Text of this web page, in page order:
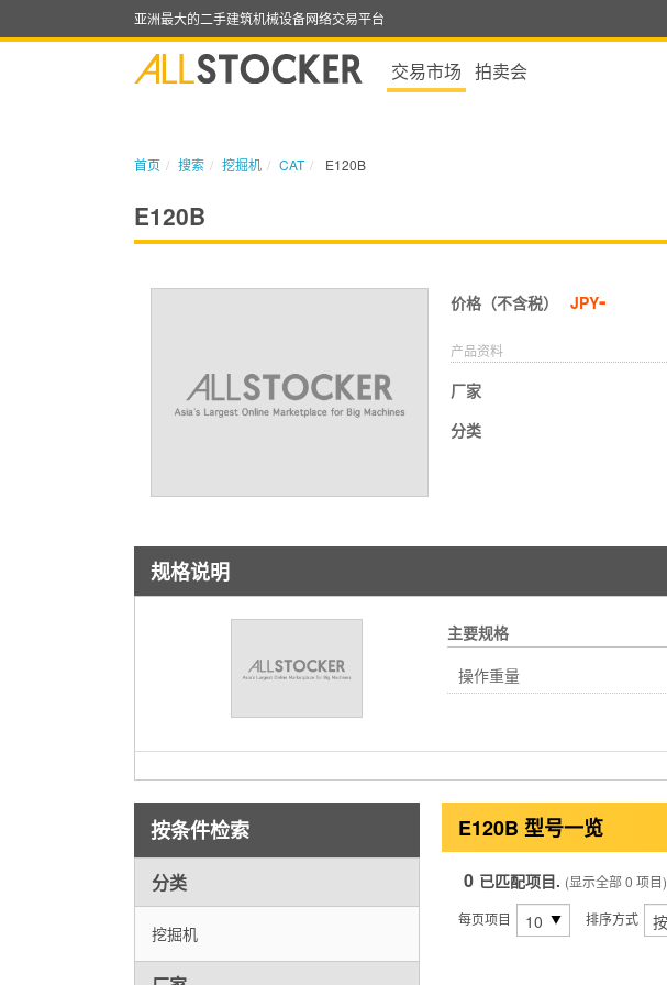
亚洲最大的二手建筑机械设备网络交易平台
交易市场 拍卖会
首页 搜索 挖掘机 CAT E120B
E120B
价格（不含税） JPY-
产品资料
厂家
分类
规格说明
主要规格
操作重量
按条件检索
分类
挖掘机
E120B 型号一览
0 已匹配项目. (显示全部 0 项目)
每页项目
排序方式